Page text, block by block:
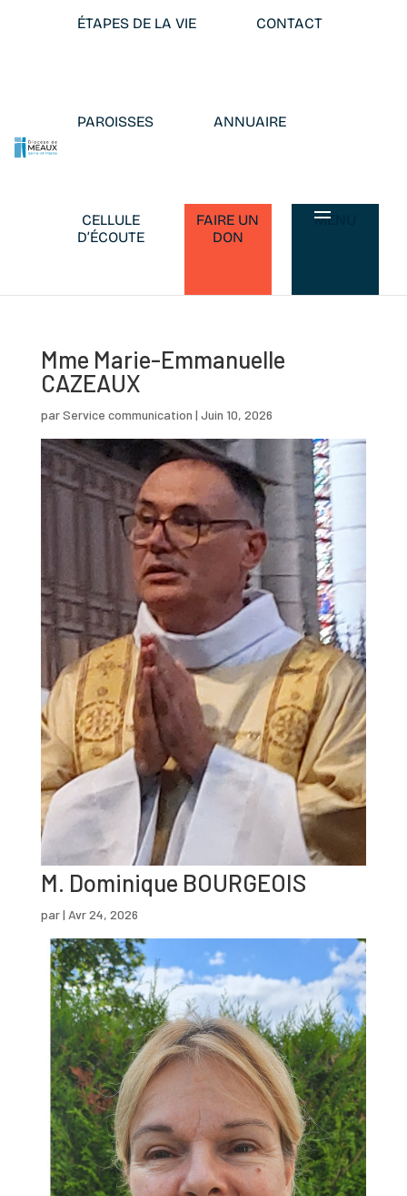
ÉTAPES DE LA VIE CONTACT
PAROISSES ANNUAIRE
CELLULE
D’ÉCOUTE
FAIRE UN
DON
MENU
Mme Marie-Emmanuelle
CAZEAUX
parService communication | Juin 10, 2026
M. Dominique BOURGEOIS
par| Avr 24, 2026